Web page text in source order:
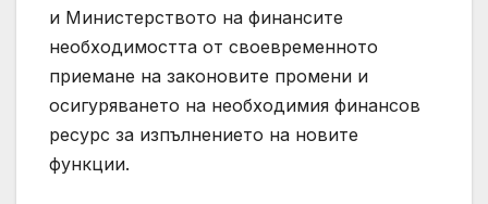
и Министерството на финансите
необходимостта от своевременното
приемане на законовите промени и
осигуряването на необходимия финансов
ресурс за изпълнението на новите
функции.